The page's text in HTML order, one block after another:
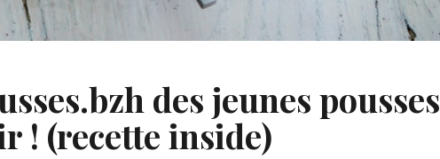
des jeunes pousses
! (recette inside)